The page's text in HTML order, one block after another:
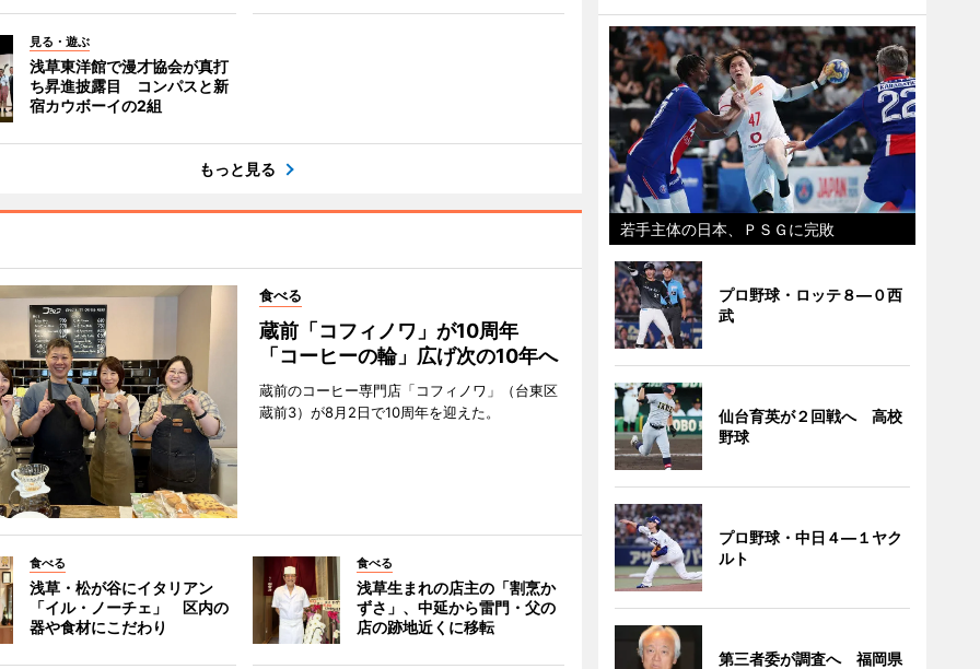
見る・遊ぶ
浅草東洋館で漫才協会が真打
ち昇進披露目 コンパスと新
宿カウボーイの2組
もっと見る
食べる
蔵前「コフィノワ」が10周年
「コーヒーの輪」広げ次の10年へ
蔵前のコーヒー専門店「コフィノワ」（台東区
蔵前3）が8月2日で10周年を迎えた。
食べる
浅草・松が谷にイタリアン
「イル・ノーチェ」 区内の
器や食材にこだわり
食べる
浅草生まれの店主の「割烹か
ずさ」、中延から雷門・父の
店の跡地近くに移転
若手主体の日本、ＰＳＧに完敗
プロ野球・ロッテ８―０西
武
仙台育英が２回戦へ 高校
野球
プロ野球・中日４―１ヤク
ルト
第三者委が調査へ 福岡県